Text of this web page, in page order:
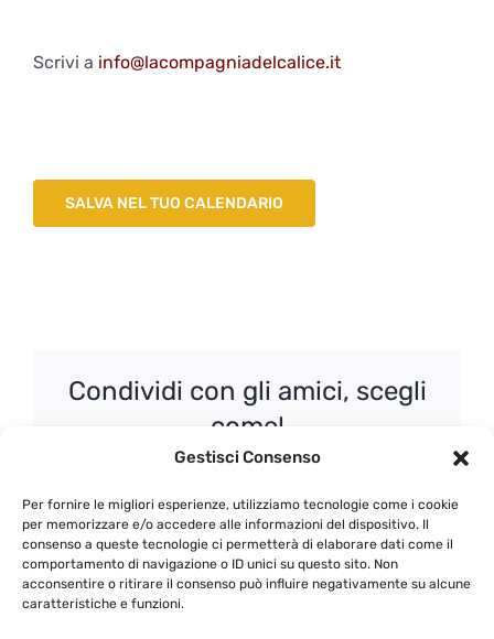
Gestisci Consenso
Per fornire le migliori esperienze, utilizziamo tecnologie come i cookie
per memorizzare e/o accedere alle informazioni del dispositivo. Il
consenso a queste tecnologie ci permetterà di elaborare dati come il
comportamento di navigazione o ID unici su questo sito. Non
acconsentire o ritirare il consenso può influire negativamente su alcune
caratteristiche e funzioni.
Scrivi a info@lacompagniadelcalice.it
SALVA NEL TUO CALENDARIO
Condividi con gli amici, scegli
come!
63 – Corso di
Bollicine e Lambrusco di